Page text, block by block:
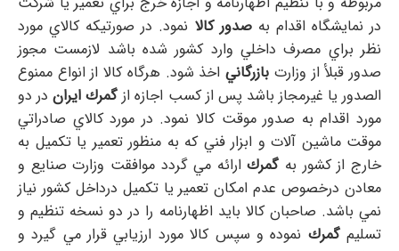
در نمايشگاه اقدام بهصدور كالا نمود. در صورتيكه كالاي مورد
نظر براي مصرف داخلي وارد كشور شده باشد لازمست مجوز
صدور قبلأ از وزارت بازرگانياخذ شود. هرگاه كالا از انواع ممنوع
الصدور يا غيرمجاز باشد پس از كسب اجازه ازگمرك ايراندر دو
مورد اقدام به صدور موقت كالا نمود. در مورد كالاي صادراتي
موقت ماشين آلات و ابزار فني كه به منظور تعمير يا تكميل به
خارج از كشور به گمركارائه مي گردد موافقت وزارت صنايع و
معادن درخصوص عدم امكان تعمير يا تكميل درداخل كشور نياز
نمي باشد. صاحبان كالا بايد اظهارنامه را در دو نسخه تنظيم و
تسليمگمرك نموده و سپس كالا مورد ارزيابي قرار مي گيرد و